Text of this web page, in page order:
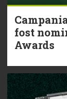
fost
Awards